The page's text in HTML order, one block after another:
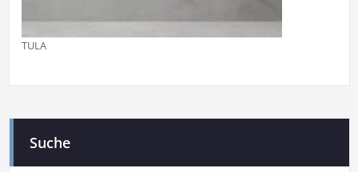
TULA
Suche